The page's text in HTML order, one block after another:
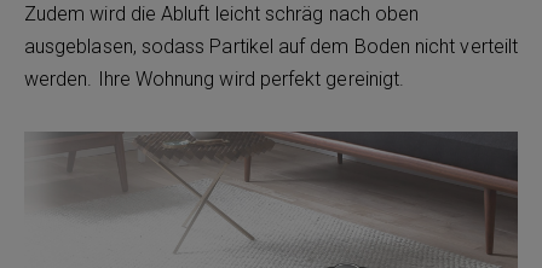
Zudem wird die Abluft leicht schräg nach oben
ausgeblasen, sodass Partikel auf dem Boden nicht verteilt
werden. Ihre Wohnung wird perfekt gereinigt.